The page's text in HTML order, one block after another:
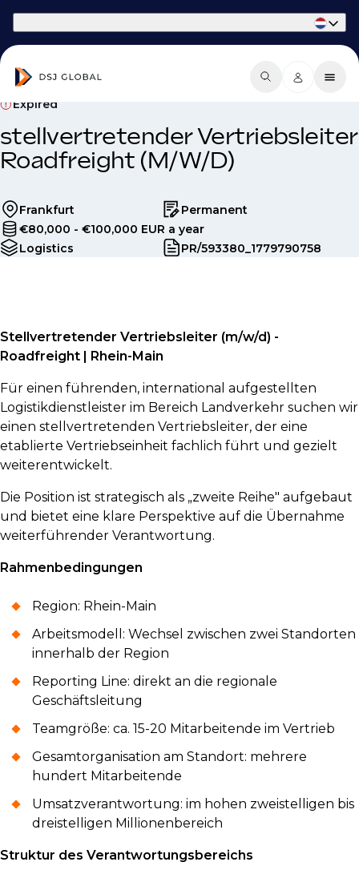
Expired
stellvertretender Vertriebsleiter
Roadfreight (M/W/D)
Frankfurt
Permanent
€80,000 - €100,000 EUR a year
Logistics
PR/593380_1779790758
Stellvertretender Vertriebsleiter (m/w/d) -
Roadfreight | Rhein-Main
Für einen führenden, international aufgestellten
Logistikdienstleister im Bereich Landverkehr suchen wir
einen stellvertretenden Vertriebsleiter, der eine
etablierte Vertriebseinheit fachlich führt und gezielt
weiterentwickelt.
Die Position ist strategisch als „zweite Reihe" aufgebaut
und bietet eine klare Perspektive auf die Übernahme
weiterführender Verantwortung.
Rahmenbedingungen
Region: Rhein-Main
Arbeitsmodell: Wechsel zwischen zwei Standorten
innerhalb der Region
Reporting Line: direkt an die regionale
Geschäftsleitung
Teamgröße: ca. 15-20 Mitarbeitende im Vertrieb
Gesamtorganisation am Standort: mehrere
hundert Mitarbeitende
Umsatzverantwortung: im hohen zweistelligen bis
dreistelligen Millionenbereich
Struktur des Verantwortungsbereichs